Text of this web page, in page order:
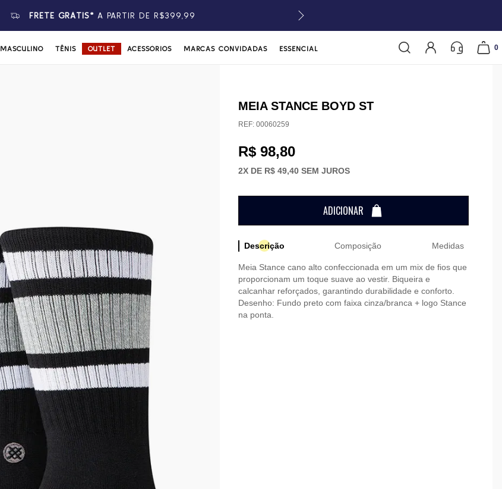
FRETE GRÁTIS* A PARTIR DE R$399,99
MASCULINO TÊNIS OUTLET ACESSÓRIOS MARCAS CONVIDADAS ESSENCIAL 0
MEIA STANCE BOYD ST
REF: 00060259
R$ 98,80
2X DE R$ 49,40SEM JUROS
ADICIONAR
Descrição Composição Medidas
Meia Stance cano alto confeccionada em um mix de fios que
proporcionam um toque suave ao vestir. Biqueira e
calcanhar reforçados, garantindo durabilidade e conforto.
Desenho: Fundo preto com faixa cinza/branca + logo Stance
na ponta.